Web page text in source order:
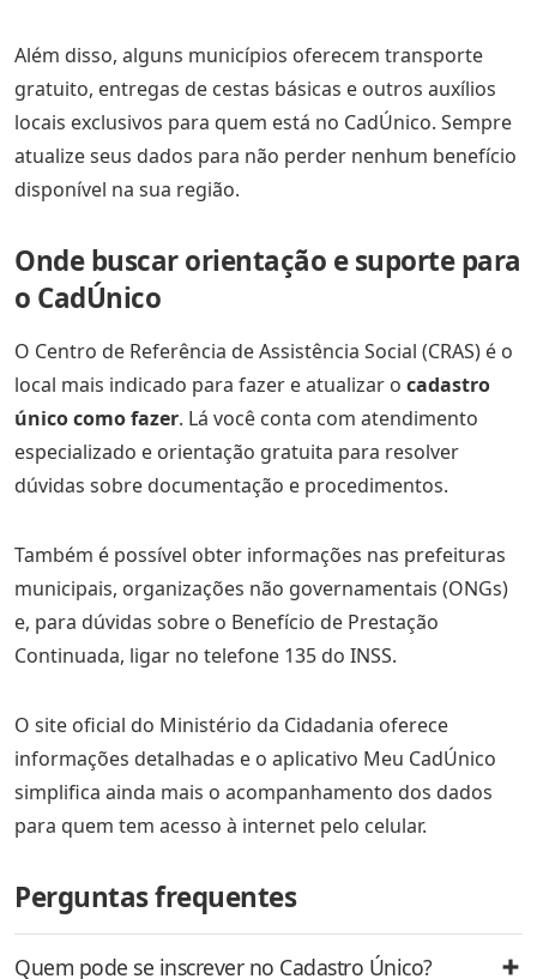
Além disso, alguns municípios oferecem transporte
gratuito, entregas de cestas básicas e outros auxílios
locais exclusivos para quem está no CadÚnico. Sempre
atualize seus dados para não perder nenhum benefício
disponível na sua região.
Onde buscar orientação e suporte para
o CadÚnico
O Centro de Referência de Assistência Social (CRAS) é o
local mais indicado para fazer e atualizar o cadastro
único como fazer. Lá você conta com atendimento
especializado e orientação gratuita para resolver
dúvidas sobre documentação e procedimentos.
Também é possível obter informações nas prefeituras
municipais, organizações não governamentais (ONGs)
e, para dúvidas sobre o Benefício de Prestação
Continuada, ligar no telefone 135 do INSS.
O site oficial do Ministério da Cidadania oferece
informações detalhadas e o aplicativo Meu CadÚnico
simplifica ainda mais o acompanhamento dos dados
para quem tem acesso à internet pelo celular.
Perguntas frequentes
Quem pode se inscrever no Cadastro Único?